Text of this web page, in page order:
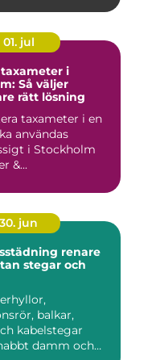
01. jul
i
Så väljer
rätt lösning
taxameter i en
användas
i Stockholm
&...
30. jun
renare
stegar och
balkar,
kabelstegar
damm och